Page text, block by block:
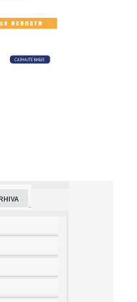
i prvi detalji
od početka
Valley: Dan Treći:
da stane uz mene"
i Sremskih